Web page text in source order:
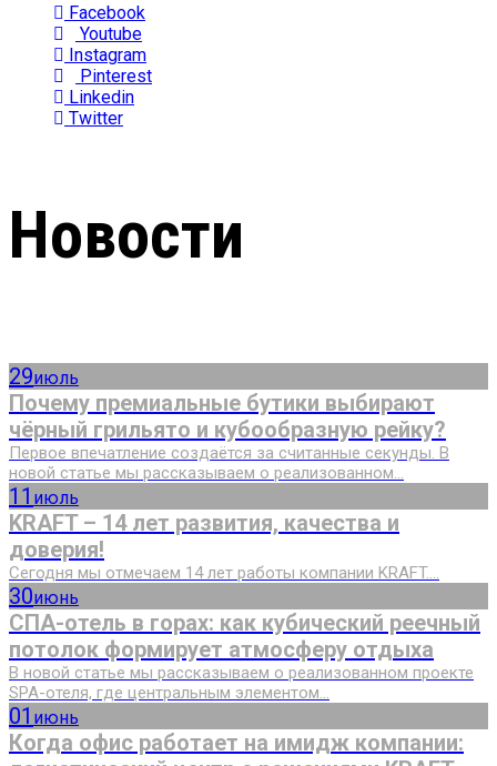
Facebook
Youtube
Instagram
Pinterest
Linkedin
Twitter
Новости
29июль
Почему премиальные бутики выбирают
чёрный грильято и кубообразную рейку?
Первое впечатление создаётся за считанные секунды. В
новой статье мы рассказываем о реализованном...
11 июль
KRAFT – 14 лет развития, качества и
доверия!
Сегодня мы отмечаем 14 лет работы компании KRAFT....
30июнь
СПА-отель в горах: как кубический реечный
потолок формирует атмосферу отдыха
В новой статье мы рассказываем о реализованном проекте
SPA-отеля, где центральным элементом...
01 июнь
Когда офис работает на имидж компании: